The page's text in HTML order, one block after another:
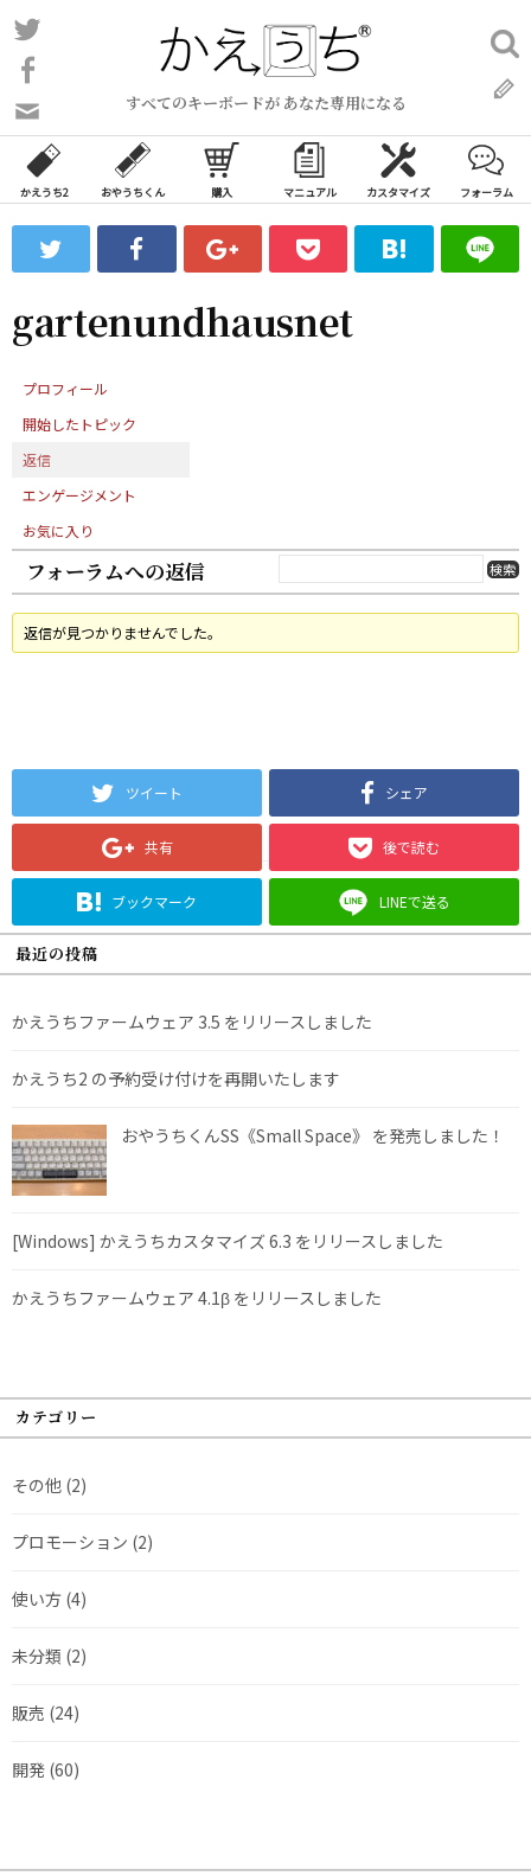
コ
ン
ン
ツ
ス
ッ
すべてのキーボードが あなた専用になる
い
合
わ
フ
ォ
ム
検
索:
かえうち2 おやうちくん 購入 マニュアル カスタマイズ フォーラム
gartenundhausnet
プロフィール
開始したトピック
返信
エンゲージメント
お気に入り
フォーラムへの返信
返信が見つかりませんでした。
ツイート シェア
共有 後で読む
ブックマーク LINEで送る
最近の投稿
かえうちファームウェア 3.5 をリリースしました
かえうち2 の予約受け付けを再開いたします
おやうちくんSS《Small Space》 を発売しました！
[Windows] かえうちカスタマイズ 6.3 をリリースしました
かえうちファームウェア 4.1β をリリースしました
カテゴリー
その他 (2)
プロモーション (2)
使い方 (4)
未分類 (2)
販売 (24)
開発 (60)